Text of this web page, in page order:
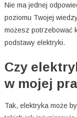
Nie ma jednej
poziomu Twojej
możesz potrzebować
podstawy elektryki.
Czy
w mojej
Tak, elektryka może